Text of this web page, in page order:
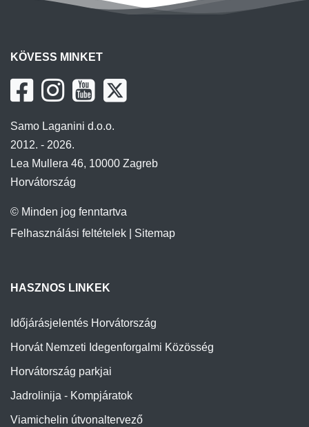
KÖVESS MINKET
Samo Laganini d.o.o.
2012. - 2026.
Lea Mullera 46, 10000 Zagreb
Horvátország
© Minden jog fenntartva
Felhasználási feltételek
Sitemap
HASZNOS LINKEK
Időjárásjelentés Horvátország
Horvát Nemzeti Idegenforgalmi Közösség
Horvátország parkjai
Jadrolinija - Kompjáratok
Viamichelin útvonaltervező